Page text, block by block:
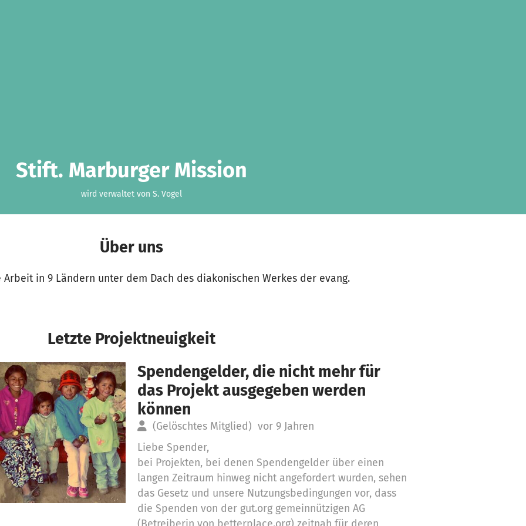
Stift. Marburger Mission
wird verwaltet von S. Vogel
Über uns
Arbeit in 9 Ländern unter dem Dach des diakonischen Werkes der evang.
Letzte Projektneuigkeit
Spendengelder, die nicht mehr für
das Projekt ausgegeben werden
können
(Gelöschtes Mitglied) vor 9 Jahren
Liebe Spender,
bei Projekten, bei denen Spendengelder über einen
langen Zeitraum hinweg nicht angefordert wurden, sehen
das Gesetz und unsere Nutzungsbedingungen vor, dass
die Spenden von der gut.org gemeinnützigen AG